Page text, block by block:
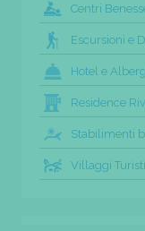
Centri
Escursioni e
Hotel e
Residence
Stabilimenti
Villaggi